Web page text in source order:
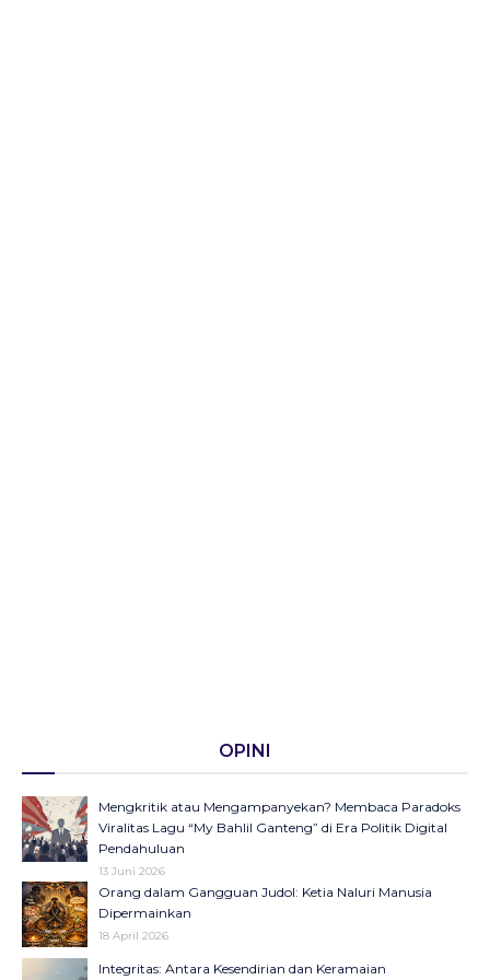
OPINI
Mengkritik atau Mengampanyekan? Membaca Paradoks
Viralitas Lagu “My Bahlil Ganteng” di Era Politik Digital
Pendahuluan
13 Juni 2026
Orang dalam Gangguan Judol: Ketia Naluri Manusia
Dipermainkan
18 April 2026
Integritas: Antara Kesendirian dan Keramaian